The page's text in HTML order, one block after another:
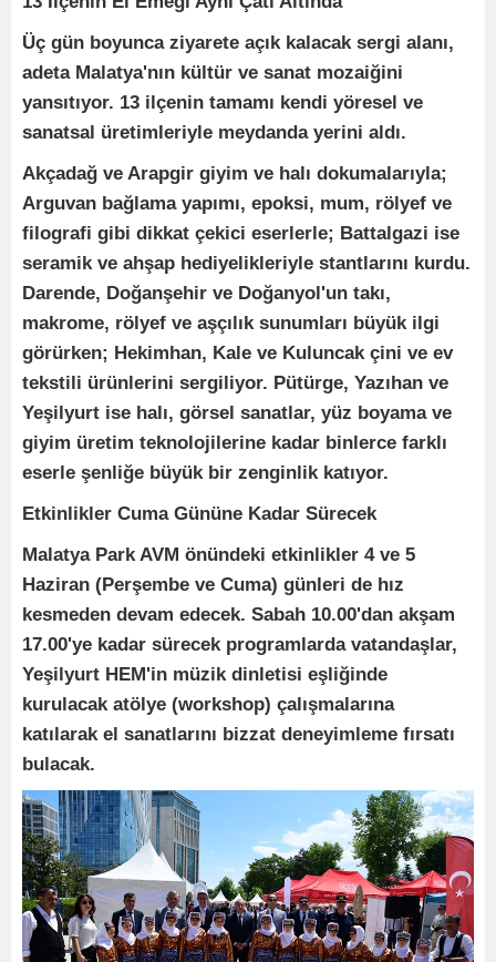
Üç gün boyunca ziyarete açık kalacak sergi alanı,
adeta Malatya'nın kültür ve sanat mozaiğini
yansıtıyor. 13 ilçenin tamamı kendi yöresel ve
sanatsal üretimleriyle meydanda yerini aldı.
Akçadağ ve Arapgir giyim ve halı dokumalarıyla;
Arguvan bağlama yapımı, epoksi, mum, rölyef ve
filografi gibi dikkat çekici eserlerle; Battalgazi ise
seramik ve ahşap hediyelikleriyle stantlarını kurdu.
Darende, Doğanşehir ve Doğanyol'un takı,
makrome, rölyef ve aşçılık sunumları büyük ilgi
görürken; Hekimhan, Kale ve Kuluncak çini ve ev
tekstili ürünlerini sergiliyor. Pütürge, Yazıhan ve
Yeşilyurt ise halı, görsel sanatlar, yüz boyama ve
giyim üretim teknolojilerine kadar binlerce farklı
eserle şenliğe büyük bir zenginlik katıyor.
Etkinlikler Cuma Gününe Kadar Sürecek
Malatya Park AVM önündeki etkinlikler 4 ve 5
Haziran (Perşembe ve Cuma) günleri de hız
kesmeden devam edecek. Sabah 10.00'dan akşam
17.00'ye kadar sürecek programlarda vatandaşlar,
Yeşilyurt HEM'in müzik dinletisi eşliğinde
kurulacak atölye (workshop) çalışmalarına
katılarak el sanatlarını bizzat deneyimleme fırsatı
bulacak.